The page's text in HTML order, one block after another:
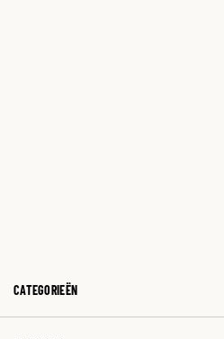
CATEGORIEËN